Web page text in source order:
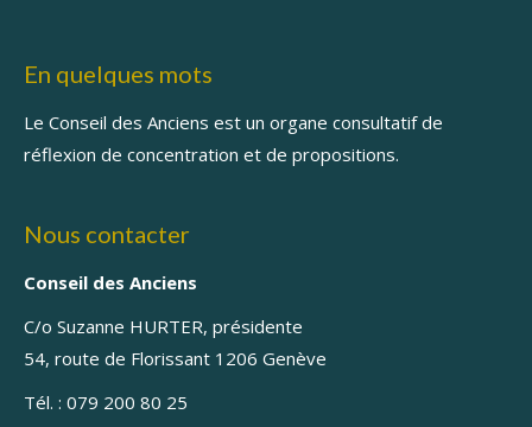
En quelques mots
Le Conseil des Anciens est un organe consultatif de
réflexion de concentration et de propositions.
Nous contacter
Conseil des Anciens
C/o Suzanne HURTER, présidente
54, route de Florissant 1206 Genève
Tél. : 079 200 80 25